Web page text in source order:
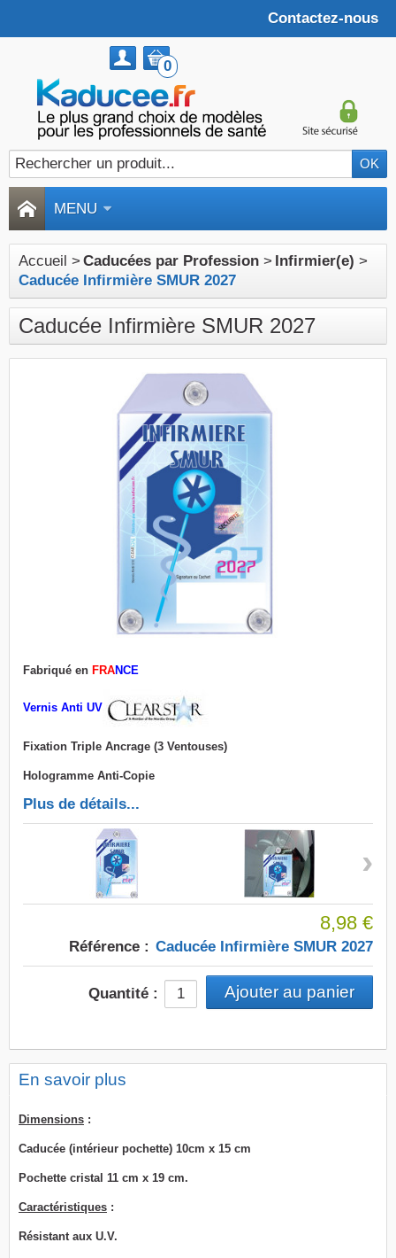
Contactez-nous
0
MENU
Accueil > Caducées par Profession > Infirmier(e) >
Caducée Infirmière SMUR 2027
Caducée Infirmière SMUR 2027
Fabriqué en FRANCE
Vernis Anti UV
Fixation Triple Ancrage (3 Ventouses)
Hologramme Anti-Copie
Plus de détails...
›
8,98 €
Référence : Caducée Infirmière SMUR 2027
Quantité :
En savoir plus
Dimensions :
Caducée (intérieur pochette) 10cm x 15 cm
Pochette cristal 11 cm x 19 cm.
Caractéristiques :
Résistant aux U.V.